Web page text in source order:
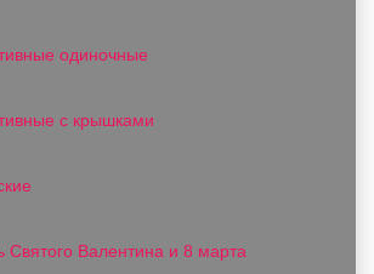
одиночные
с крышками
Святого Валентина и 8 марта